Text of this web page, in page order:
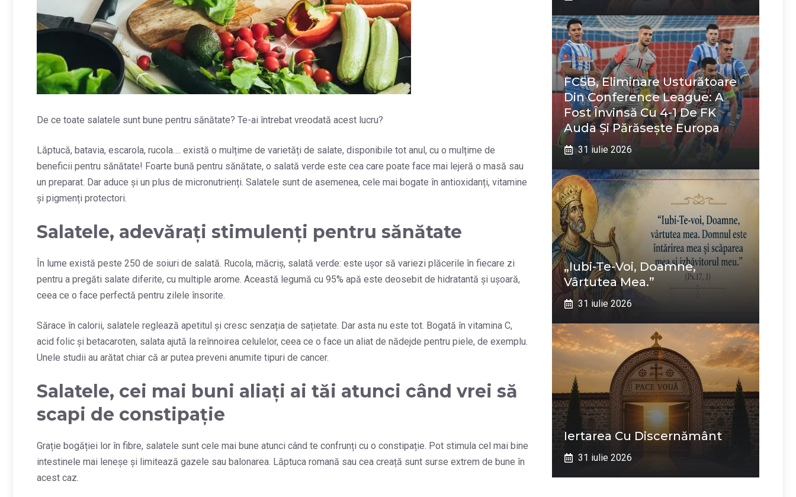
De ce toate salatele sunt bune pentru sănătate? Te-ai întrebat vreodată acest lucru?
Lăptucă, batavia, escarola, rucola…. există o mulțime de varietăți de salate, disponibile tot anul, cu o mulțime de
beneficii pentru sănătate! Foarte bună pentru sănătate, o salată verde este cea care poate face mai lejeră o masă sau
un preparat. Dar aduce și un plus de micronutrienți. Salatele sunt de asemenea, cele mai bogate în antioxidanți, vitamine
și pigmenți protectori.
Salatele, adevărați stimulenți pentru sănătate
În lume există peste 250 de soiuri de salată. Rucola, măcriș, salată verde: este ușor să variezi plăcerile în fiecare zi
pentru a pregăti salate diferite, cu multiple arome. Această legumă cu 95% apă este deosebit de hidratantă și ușoară,
ceea ce o face perfectă pentru zilele însorite.
Sărace în calorii, salatele reglează apetitul și cresc senzația de sațietate. Dar asta nu este tot. Bogată în vitamina C,
acid folic și betacaroten, salata ajută la reînnoirea celulelor, ceea ce o face un aliat de nădejde pentru piele, de exemplu.
Unele studii au arătat chiar că ar putea preveni anumite tipuri de cancer.
Salatele, cei mai buni aliați ai tăi atunci când vrei să
scapi de constipație
Grație bogăției lor în fibre, salatele sunt cele mai bune atunci când te confrunți cu o constipație. Pot stimula cel mai bine
intestinele mai leneșe și limitează gazele sau balonarea. Lăptuca romană sau cea creață sunt surse extrem de bune în
acest caz.
FCSB, Eliminare Usturătoare
Din Conference League: A
Fost Învinsă Cu 4-1 De FK
Auda Și Părăsește Europa
31 iulie 2026
„Iubi-Te-Voi, Doamne,
Vârtutea Mea.”
31 iulie 2026
Iertarea Cu Discernământ
31 iulie 2026